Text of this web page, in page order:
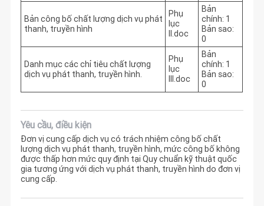
Bản công bố chất lượng dịch vụ phát
thanh, truyền hình
Phụ
lục
II.doc
Bản
chính: 1
Bản sao:
0
Danh mục các chỉ tiêu chất lượng
dịch vụ phát thanh, truyền hình.
Phụ
lục
III.doc
Bản
chính: 1
Bản sao:
0
Yêu cầu, điều kiện
Đơn vị cung cấp dịch vụ có trách nhiệm công bố chất
lượng dịch vụ phát thanh, truyền hình, mức công bố không
được thấp hơn mức quy định tại Quy chuẩn kỹ thuật quốc
gia tương ứng với dịch vụ phát thanh, truyền hình do đơn vị
cung cấp.